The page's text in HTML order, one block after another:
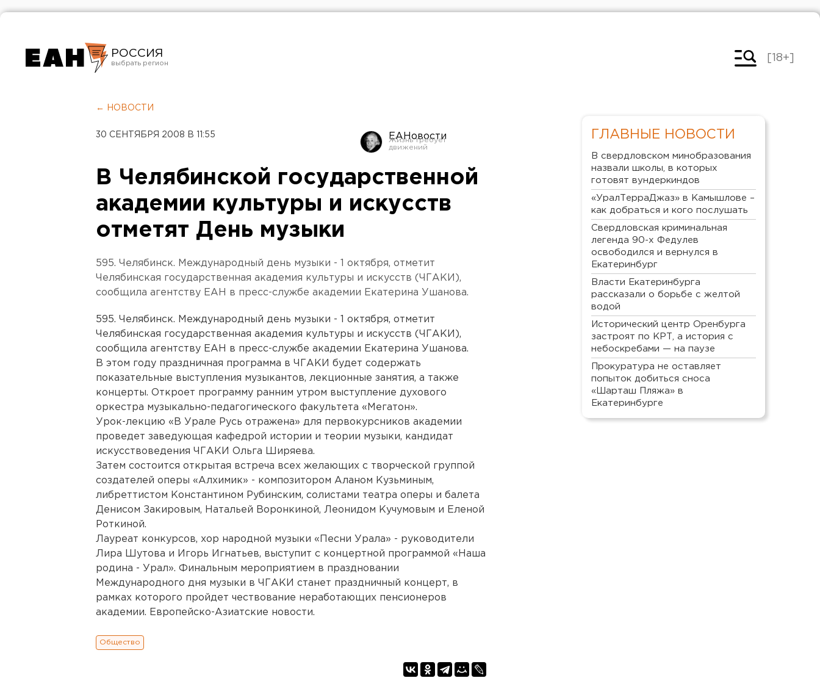
РОССИЯ
Челябинск
[18+]
← НОВОСТИ
30 СЕНТЯБРЯ 2008 В 11:55 ЕАНовости
В Челябинской государственной
академии культуры и искусств
отметят День музыки
595. Челябинск. Международный день музыки - 1 октября, отметит
Челябинская государственная академия культуры и искусств (ЧГАКИ),
сообщила агентству ЕАН в пресс-службе академии Екатерина Ушанова.
595. Челябинск. Международный день музыки - 1 октября, отметит
Челябинская государственная академия культуры и искусств (ЧГАКИ),
сообщила агентству ЕАН в пресс-службе академии Екатерина Ушанова.
В этом году праздничная программа в ЧГАКИ будет содержать
показательные выступления музыкантов, лекционные занятия, а также
концерты. Откроет программу ранним утром выступление духового
оркестра музыкально-педагогического факультета «Мегатон».
Урок-лекцию «В Урале Русь отражена» для первокурсников академии
проведет заведующая кафедрой истории и теории музыки, кандидат
искусствоведения ЧГАКИ Ольга Ширяева.
Затем состоится открытая встреча всех желающих с творческой группой
создателей оперы «Алхимик» - композитором Аланом Кузьминым,
либреттистом Константином Рубинским, солистами театра оперы и балета
Денисом Закировым, Натальей Воронкиной, Леонидом Кучумовым и Еленой
Роткиной.
Лауреат конкурсов, хор народной музыки «Песни Урала» - руководители
Лира Шутова и Игорь Игнатьев, выступит с концертной программой «Наша
родина - Урал». Финальным мероприятием в праздновании
Международного дня музыки в ЧГАКИ станет праздничный концерт, в
рамках которого пройдет чествование неработающих пенсионеров
академии. Европейско-Азиатские новости.
Общество
ГЛАВНЫЕ НОВОСТИ
В свердловском минобразования
назвали школы, в которых
готовят вундеркиндов
«УралТерраДжаз» в Камышлове –
как добраться и кого послушать
Свердловская криминальная
легенда 90-х Федулев
освободился и вернулся в
Екатеринбург
Власти Екатеринбурга
рассказали о борьбе с желтой
водой
Исторический центр Оренбурга
застроят по КРТ, а история с
небоскребами — на паузе
Прокуратура не оставляет
попыток добиться сноса
«Шарташ Пляжа» в
Екатеринбурге